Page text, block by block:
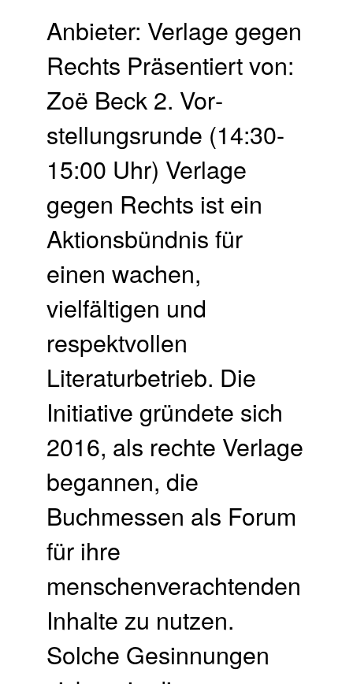
Anbieter: Verlage gegen
Rechts Präsentiert von:
Zoë Beck 2. Vor­
stellungs­runde (14:30-
15:00 Uhr) Verlage
gegen Rechts ist ein
Aktionsbündnis für
einen wachen,
vielfältigen und
respektvollen
Literaturbetrieb. Die
Initiative gründete sich
2016, als rechte Verlage
begannen, die
Buchmessen als Forum
für ihre
menschenverachtenden
Inhalte zu nutzen.
Solche Gesinnungen